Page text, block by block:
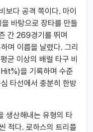
보다 공격 쪽이다. 마이
바탕으로 장타를 만들
간 269경기를 뛰며
며 이름을 날렸다. 그리
균 이상의 배럴 타구 비
을 기록하며 수준
타선에서 충분히 한방
생산해내는 유형의 타
적다. 로하스의 트리플